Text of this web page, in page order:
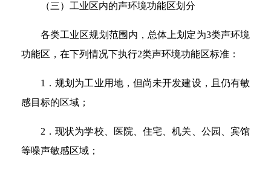
（三）工业区内的声环境功能区划分
各类工业区规划范围内，总体上划定为3类声环境
功能区，在下列情况下执行2类声环境功能区标准：
1．规划为工业用地，但尚未开发建设，且仍有敏
感目标的区域；
2．现状为学校、医院、住宅、机关、公园、宾馆
等噪声敏感区域；